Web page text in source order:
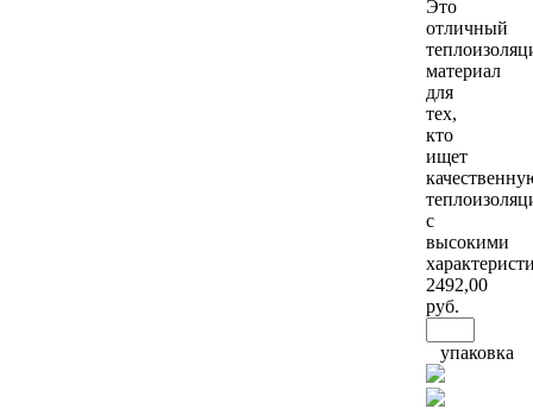
Это
отличный
материал
для
тех,
кто
ищет
с
высокими
2492,00
руб.
упаковка